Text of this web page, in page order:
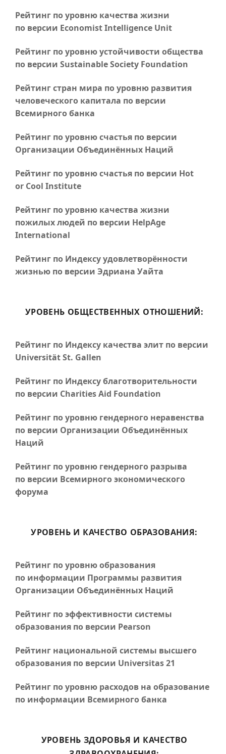
Рейтинг по уровню качества жизни
по версии Economist Intelligence Unit
Рейтинг по уровню устойчивости общества
по версии Sustainable Society Foundation
Рейтинг стран мира по уровню развития
человеческого капитала по версии
Всемирного банка
Рейтинг по уровню счастья по версии
Организации Объединённых Наций
Рейтинг по уровню счастья по версии Hot
or Cool Institute
Рейтинг по уровню качества жизни
пожилых людей по версии HelpAge
International
Рейтинг по Индексу удовлетворённости
жизнью по версии Эдриана Уайта
УРОВЕНЬ ОБЩЕСТВЕННЫХ ОТНОШЕНИЙ:
Рейтинг по Индексу качества элит по версии
Universität St. Gallen
Рейтинг по Индексу благотворительности
по версии Charities Aid Foundation
Рейтинг по уровню гендерного неравенства
по версии Организации Объединённых
Наций
Рейтинг по уровню гендерного разрыва
по версии Всемирного экономического
форума
УРОВЕНЬ И КАЧЕСТВО ОБРАЗОВАНИЯ:
Рейтинг по уровню образования
по информации Программы развития
Организации Объединённых Наций
Рейтинг по эффективности системы
образования по версии Pearson
Рейтинг национальной системы высшего
образования по версии Universitas 21
Рейтинг по уровню расходов на образование
по информации Всемирного банка
УРОВЕНЬ ЗДОРОВЬЯ И КАЧЕСТВО